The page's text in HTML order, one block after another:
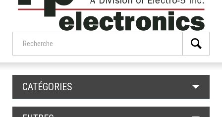
CATÉGORIES